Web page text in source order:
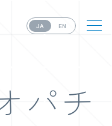
パチ
JA EN